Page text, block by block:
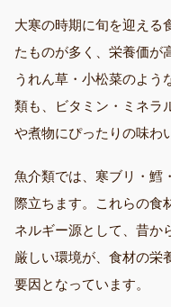
大寒の時期に旬を迎える
たものが多く、栄養価が
うれん草・小松菜のよう
類も、ビタミン・ミネラ
や煮物にぴったりの味わ
魚介類では、寒ブリ・鱈
際立ちます。これらの食
ネルギー源として、昔か
厳しい環境が、食材の栄
要因となっています。